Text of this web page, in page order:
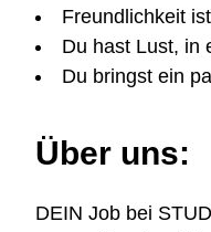
Freundlichkeit
Du hast Lust, in
Du bringst ein
Über uns:
DEIN Job bei